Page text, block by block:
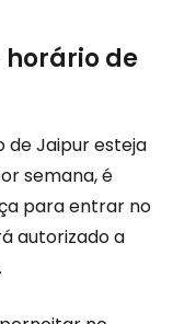
de
de Jaipur esteja
semana, é
para entrar no
autorizado a